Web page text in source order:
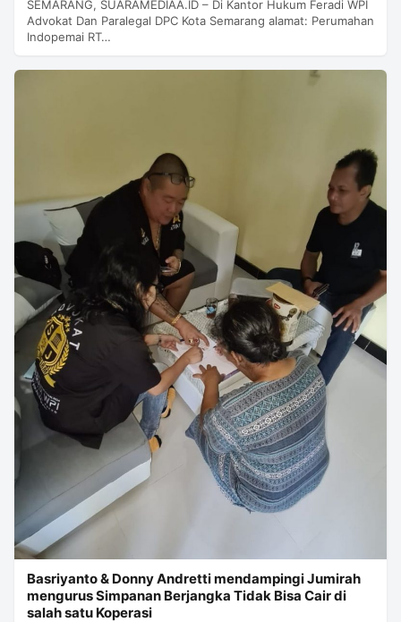
SEMARANG, SUARAMEDIAA.ID – Di Kantor Hukum Feradi WPI
Advokat Dan Paralegal DPC Kota Semarang alamat: Perumahan
Indopemai RT…
Basriyanto & Donny Andretti mendampingi Jumirah
mengurus Simpanan Berjangka Tidak Bisa Cair di
salah satu Koperasi